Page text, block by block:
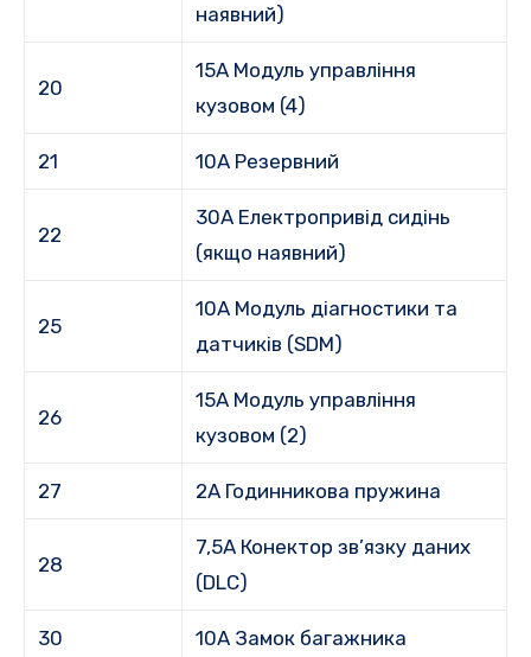
наявний)
20
15A Модуль управління
кузовом (4)
21 10A Резервний
22
30A Електропривід сидінь
(якщо наявний)
25
10A Модуль діагностики та
датчиків (SDM)
26
15A Модуль управління
кузовом (2)
27 2A Годинникова пружина
28
7,5A Конектор зв’язку даних
(DLC)
30 10A Замок багажника